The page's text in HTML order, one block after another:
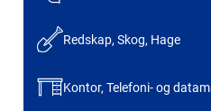
Redskap, Skog, Hage
Kontor, Telefoni- og